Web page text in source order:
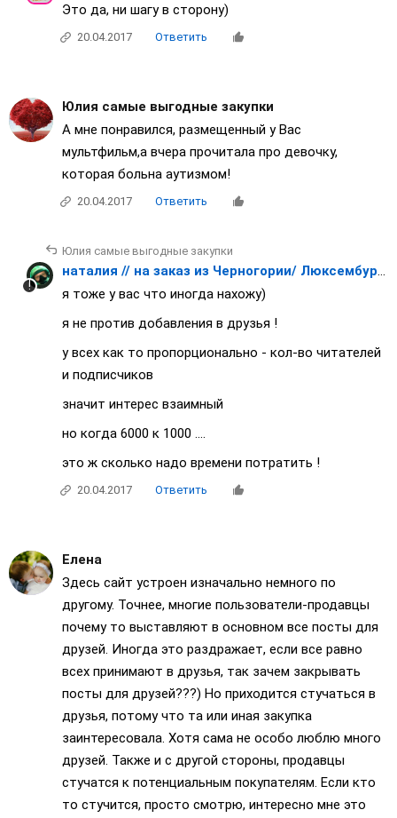
Это да, ни шагу в сторону)
20.04.2017 Ответить
Юлия самые выгодные закупки
А мне понравился, размещенный у Вас
мультфильм,а вчера прочитала про девочку,
которая больна аутизмом!
20.04.2017 Ответить
Юлия самые выгодные закупки
я тоже у вас что иногда нахожу)
я не против добавления в друзья !
у всех как то пропорционально - кол-во читателей
и подписчиков
значит интерес взаимный
но когда 6000 к 1000 ....
это ж сколько надо времени потратить !
20.04.2017 Ответить
Елена
Здесь сайт устроен изначально немного по
другому. Точнее, многие пользователи-продавцы
почему то выставляют в основном все посты для
друзей. Иногда это раздражает, если все равно
всех принимают в друзья, так зачем закрывать
посты для друзей???) Но приходится стучаться в
друзья, потому что та или иная закупка
заинтересовала. Хотя сама не особо люблю много
друзей. Также и с другой стороны, продавцы
стучатся к потенциальным покупателям. Если кто
то стучится, просто смотрю, интересно мне это